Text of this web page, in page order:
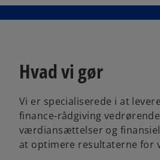
Hvad vi gør
Vi er specialiserede i at
finance-rådgiving
værdiansættelser og
at optimere resultaterne for